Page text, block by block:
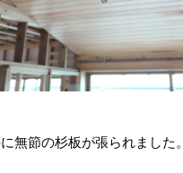
無節の杉板が張られました。